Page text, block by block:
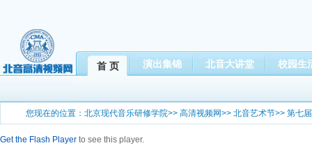
首 页 演出集锦 北音大讲堂 校园生
您现在的位置： 北京现代音乐研修学院>> 高清视频网>> 北音艺术节>> 第七届
Get the Flash Player to see this player.